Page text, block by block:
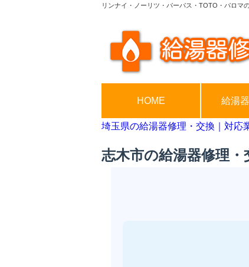
リンナイ・ノーリツ・パーパス・TOTO・パロマ
HOME 給湯
埼玉県の給湯器修理・交換｜対応
志木市の給湯器修理・